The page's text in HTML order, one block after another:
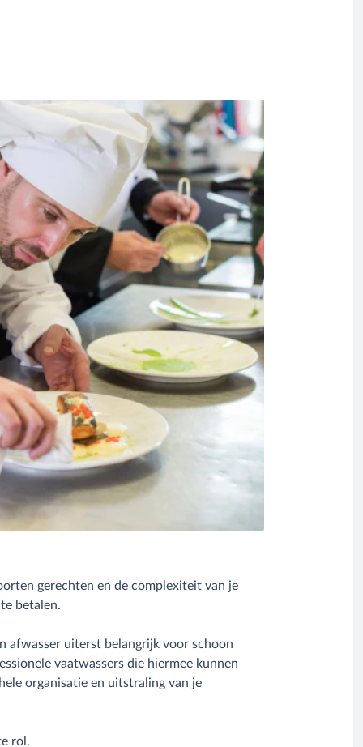
gerechten en de complexiteit van je
betalen.
afwasser uiterst belangrijk voor schoon
vaatwassers die hiermee kunnen
organisatie en uitstraling van je
rol.